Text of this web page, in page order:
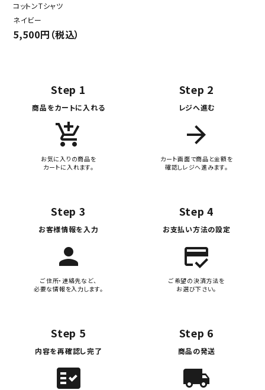
コットンTシャツ
ネイビー
5,500円（税込）
Step 1
商品をカートに入れる
add_shopping_cart
お気に入りの商品を
カートに入れます。
Step 2
レジへ進む
arrow_forward
カート画面で商品と金額を
確認しレジへ進みます。
Step 3
お客様情報を入力
person
ご住所・連絡先など、
必要な情報を入力します。
Step 4
お支払い方法の設定
credit_score
ご希望の決済方法を
お選び下さい。
Step 5
内容を再確認し完了
fact_check
Step 6
商品の発送
local_shipping